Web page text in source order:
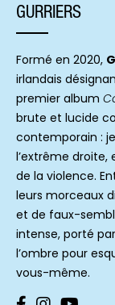
GURRIERS
Formé en 2020,
irlandais
premier album
brute et lucide
contemporain :
l’extrême
de la violence.
leurs morceaux
et de faux-
intense, porté
l’ombre pour
vous-même.